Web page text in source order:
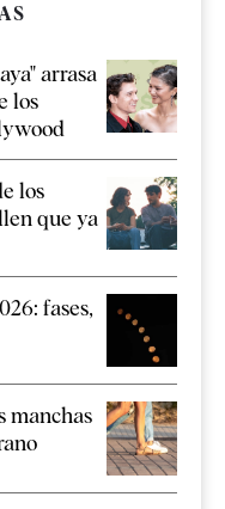
arrasa
los
los
que ya
fases,
manchas